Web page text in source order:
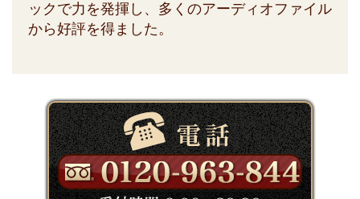
ックで力を発揮し、多くのアーディオファイル
から好評を得ました。